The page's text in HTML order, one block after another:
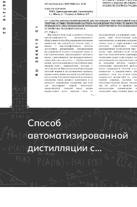
Способ
автоматизированной
дистилляции с
рекуперацией тепловой
энергии,
нагрев и охлаждение